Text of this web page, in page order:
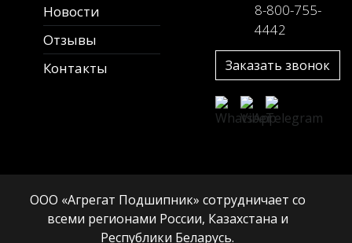
Новости
Отзывы
Контакты
8-800-755-
4442
Заказать звонок
ООО «Агрегат Подшипник» сотрудничает со
всеми регионами России, Казахстана и
Республики Беларусь.